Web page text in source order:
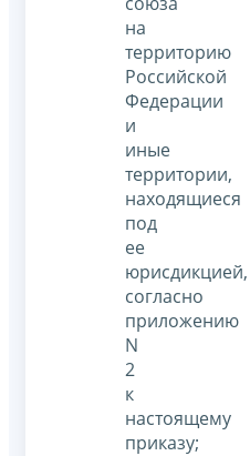
на
территорию
Российской
Федерации
и
иные
территории,
находящиеся
под
ее
юрисдикцией,
согласно
приложению
N
2
к
настоящему
приказу;